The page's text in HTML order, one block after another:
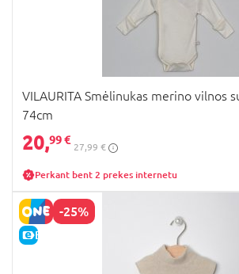
VILAURITA Smėlinukas merino vilnos
74cm
20,99 €
27,99 €
Perkant bent 2 prekes internetu
-25%
E-KAINA